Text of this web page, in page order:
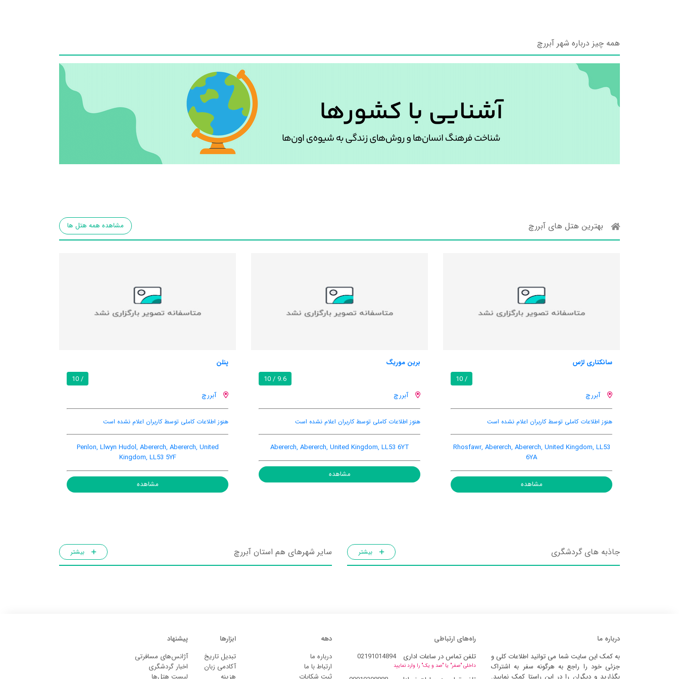
همه چیز درباره شهر آبررچ
بهترین هتل های آبررچ مشاهده همه هتل ها
سانکتاری لژس
/ 10
آبررچ
هنوز اطلاعات کاملی توسط کاربران اعلام نشده است
Rhosfawr, Abererch, Abererch, United Kingdom, LL53
6YA
مشاهده
برین موریگ
9.6 / 10
آبررچ
هنوز اطلاعات کاملی توسط کاربران اعلام نشده است
Abererch, Abererch, United Kingdom, LL53 6YT
مشاهده
پنلن
/ 10
آبررچ
هنوز اطلاعات کاملی توسط کاربران اعلام نشده است
Penlon, Llwyn Hudol, Abererch, Abererch, United
Kingdom, LL53 5YF
مشاهده
جاذبه های گردشگری بیشتر سایر شهرهای هم استان آبررچ بیشتر
درباره ما
به کمک این سایت شما می توانید اطلاعات کلی و
جزئی خود را راجع به هرگونه سفر به اشتراک
بگذارید و دیگران را در این راستا کمک نمایید.
راه‌های ارتباطی
تلفن تماس در ساعات اداری
02191014894
داخلی "صفر" یا "صد و یک" را وارد نمایید
دهه
درباره ما
ارتباط با ما
ثبت شکایات
ابزارها
تبدیل تاریخ
آکادمی زبان
هزینه
پیشنهاد
آژانس‌های مسافرتی
اخبار گردشگری
لیست هتل‌ها